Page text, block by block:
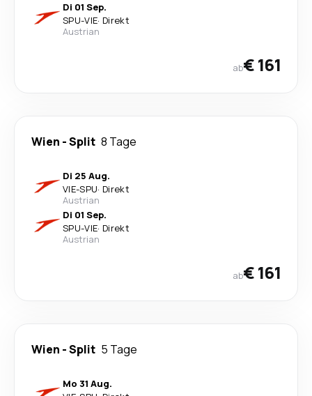
Di 01 Sep.
SPU-VIE· Direkt
Austrian
ab€ 161
Wien -Split 8 Tage
Di 25 Aug.
VIE-SPU· Direkt
Austrian
Di 01 Sep.
SPU-VIE· Direkt
Austrian
ab€ 161
Wien -Split 5 Tage
Mo 31 Aug.